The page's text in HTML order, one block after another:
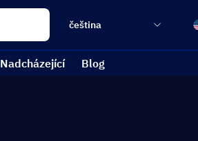
čeština
Nadcházející Blog